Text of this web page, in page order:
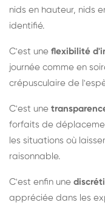
nids en hauteur, nids
identifié.
C'est une flexibilité
journée comme en
crépusculaire de
C'est une
forfaits de
les situations où
raisonnable.
C'est enfin une
appréciée dans les